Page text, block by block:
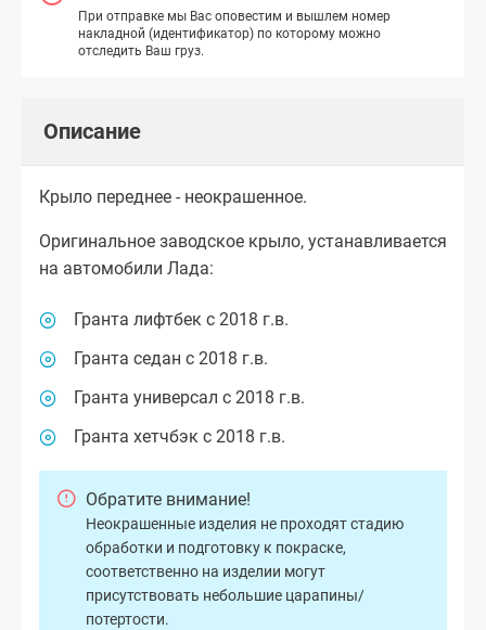
При отправке мы Вас оповестим и вышлем номер
накладной (идентификатор) по которому можно
отследить Ваш груз.
Описание
Крыло переднее - неокрашенное.
Оригинальное заводское крыло, устанавливается
на автомобили Лада:
Гранта лифтбек с 2018 г.в.
Гранта седан с 2018 г.в.
Гранта универсал с 2018 г.в.
Гранта хетчбэк с 2018 г.в.
Обратите внимание!
Неокрашенные изделия не проходят стадию
обработки и подготовку к покраске,
соответственно на изделии могут
присутствовать небольшие царапины/
потертости.